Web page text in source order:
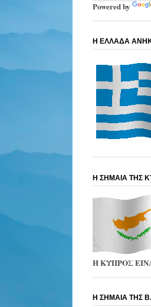
Powered by
Η ΕΛΛΑΔΑ
Η ΣΗΜΑΙΑ ΤΗΣ
Η ΚΥΠΡΟΣ
Η ΣΗΜΑΙΑ ΤΗΣ